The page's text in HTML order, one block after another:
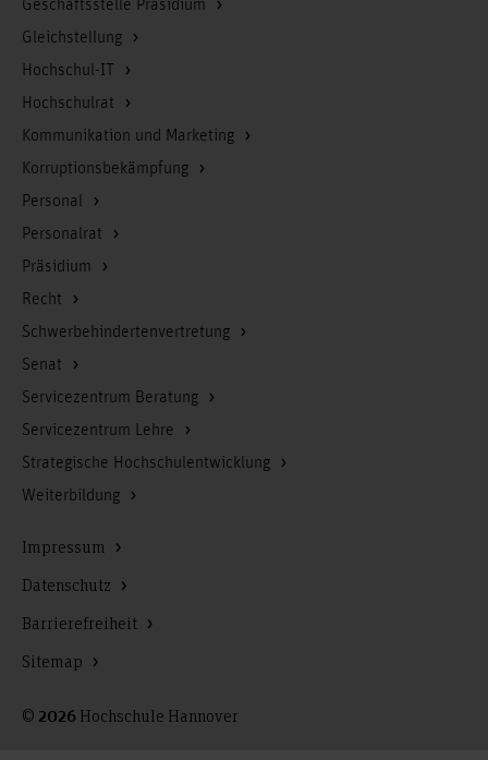
Geschäftsstelle Präsidium
Gleichstellung
Hochschul-IT
Hochschulrat
Kommunikation und Marketing
Korruptionsbekämpfung
Personal
Personalrat
Präsidium
Recht
Schwerbehindertenvertretung
Senat
Servicezentrum Beratung
Servicezentrum Lehre
Strategische Hochschulentwicklung
Weiterbildung
© 2026 Hochschule Hannover
Impressum
Datenschutz
Barrierefreiheit
Sitemap